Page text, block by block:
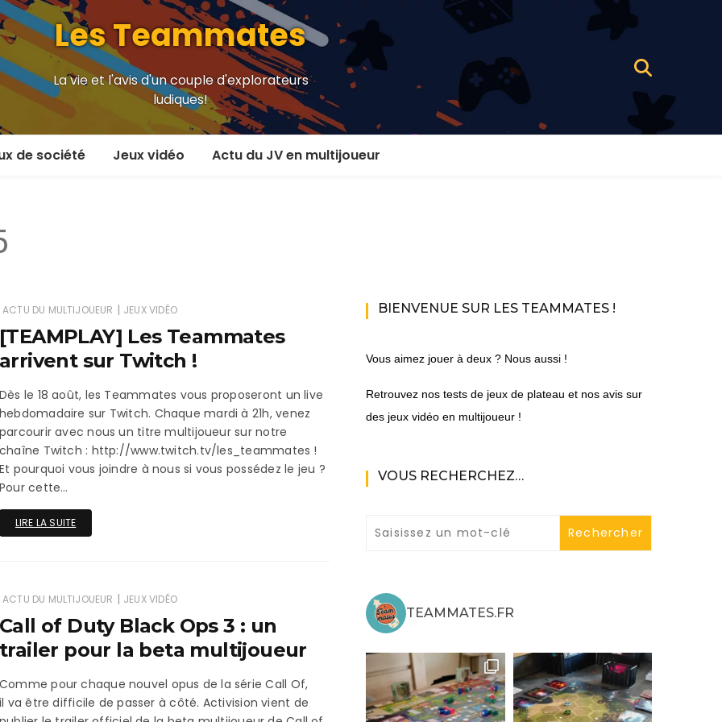
Les Teammates
La vie et l'avis d'un couple d'explorateurs
ludiques!
de société Jeux vidéo
En ligne
MMORPG
PS5
Actu du JV en multijoueur
ACTU DU MULTIJOUEUR | JEUX VIDÉO
Les Teammates
sur Twitch !
le 18 août, les Teammates vous proposeront un live
sur Twitch. Chaque mardi à 21h, venez
avec nous un titre multijoueur sur notre
Twitch : http://www.twitch.tv/les_teammates !
pourquoi vous joindre à nous si vous possédez le jeu ?
cette…
LIRE LA SUITE
ACTU DU MULTIJOUEUR | JEUX VIDÉO
of Duty Black Ops 3 : un
pour la beta multijoueur
pour chaque nouvel opus de la série Call Of,
va être difficile de passer à côté. Activision vient de
BIENVENUE SUR LES TEAMMATES !
Vous aimez jouer à deux ? Nous aussi !
Retrouvez nos tests de jeux de plateau et nos avis sur
des jeux vidéo en multijoueur !
VOUS RECHERCHEZ…
TEAMMATES.FR